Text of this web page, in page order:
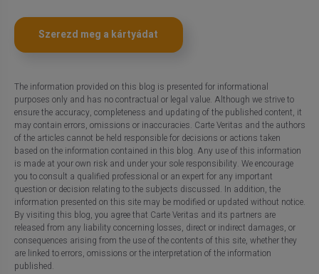
Szerezd meg a kártyádat
The information provided on this blog is presented for informational
purposes only and has no contractual or legal value. Although we strive to
ensure the accuracy, completeness and updating of the published content, it
may contain errors, omissions or inaccuracies. Carte Veritas and the authors
of the articles cannot be held responsible for decisions or actions taken
based on the information contained in this blog. Any use of this information
is made at your own risk and under your sole responsibility. We encourage
you to consult a qualified professional or an expert for any important
question or decision relating to the subjects discussed. In addition, the
information presented on this site may be modified or updated without notice.
By visiting this blog, you agree that Carte Veritas and its partners are
released from any liability concerning losses, direct or indirect damages, or
consequences arising from the use of the contents of this site, whether they
are linked to errors, omissions or the interpretation of the information
published.